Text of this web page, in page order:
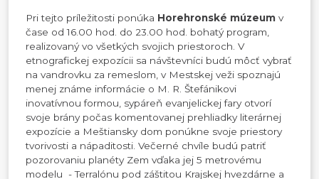
Pri tejto príležitosti ponúka Horehronské múzeum v
čase od 16.00 hod. do 23.00 hod. bohatý program,
realizovaný vo všetkých svojich priestoroch. V
etnografickej expozícii sa návštevníci budú môcť vybrať
na vandrovku za remeslom, v Mestskej veži spoznajú
menej známe informácie o M. R. Štefánikovi
inovatívnou formou, sypáreň evanjelickej fary otvorí
svoje brány počas komentovanej prehliadky literárnej
expozície a Meštiansky dom ponúkne svoje priestory
tvorivosti a nápaditosti. Večerné chvíle budú patriť
pozorovaniu planéty Zem vďaka jej 5 metrovému
modelu - Terralónu pod záštitou Krajskej hvezdárne a